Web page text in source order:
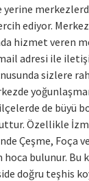
yerine
ediyor.
hizmet veren
adresi ile
sizlere
de büyü
Özellikle
Çeşme, Foça
hoca bulunur. Bu
doğru teşhis